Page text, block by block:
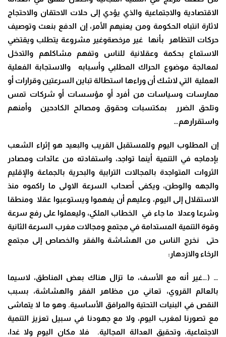
الاقتصادية والاجتماعية والذي يؤدي إلى حلات الاحتقان والاحتجاج
لاثارة انتباه الحكومة ومن يعنيهم الأمر، إن الدفع بنعث وتوصيف
حركات التظاهر بأنها غير مرخصةوغير مشروعة يتطلب ويقتضي
الاستماع بحكمة وعقلانية للناس وتفهم مشاكلهم والتدخل
لمعالجة موضوع الحراك المطلبي وأسبابه والاستجابة الفعلية
العملية التي لاشك أن وراءها استطالة تباين السرعتين وقرارات أو
ممارسات وسياسات من أفرد أو مؤسسات أو شركات تمس
وتلحق الضرر بمكتسبات وحقوق ومصالح الكادحين وأمنهم
واستقرارهم…
إن المطلوب اليوم وللمستقبل القريب والبعيد هو إثراء الشعب
بإدماجه في التنمية أينما تواجد، واستفادته من عائدات ومصادر
الثروات المتواجدة بالمجالات الترابية والبحرية بالجماعة والإقليم
والجهه والوطن، ويكفى أصحاب السرعة الاولى ما راكموه منذ
الاستقلال إلى اليوم، وعليهم أن يفهموا ويستوعبوا عقلا ومنطقا
وشرعا وعدلا ما جاء في الخطاب الملكي، وليعملوا على رفع سرعة
وقوة التنمية المستدامة في مجتمع ومجالات مغرب السرعة الثانية
حتى نخرج الناس من الهشاشة والفقر والخصاص إلى مجتمع
الرخاء والازدهار :
… (…غير أنه مع الأسف، ما تزال هناك بعض المناطق، لاسيما
بالعالم القروي، تعاني من مظاهر الفقر والهشاشة، بسبب
النقص في البنيات التحتية والمرافق الأساسية. وهو ما لا يتماشى
مع تصورنا لمغرب اليوم، ولا مع جهودنا في سبيل تعزيز التنمية
الاجتماعية، وتحقيق العدالة المجالية. فلا مكان اليوم ولا غدا،